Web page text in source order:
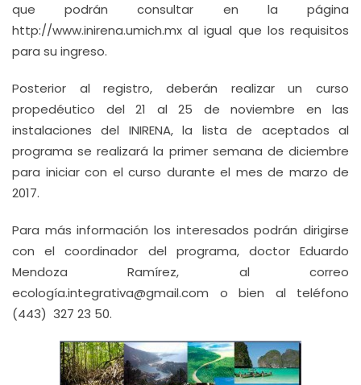
que podrán consultar en la página
http://www.inirena.umich.mx al igual que los requisitos
para su ingreso.
Posterior al registro, deberán realizar un curso
propedéutico del 21 al 25 de noviembre en las
instalaciones del INIRENA, la lista de aceptados al
programa se realizará la primer semana de diciembre
para iniciar con el curso durante el mes de marzo de
2017.
Para más información los interesados podrán dirigirse
con el coordinador del programa, doctor Eduardo
Mendoza Ramírez, al correo
ecología.integrativa@gmail.com o bien al teléfono
(443) 327 23 50.